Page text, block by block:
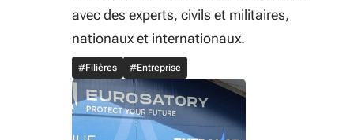
avec des experts, civils et militaires,
nationaux et internationaux.
#Filières #Entreprise